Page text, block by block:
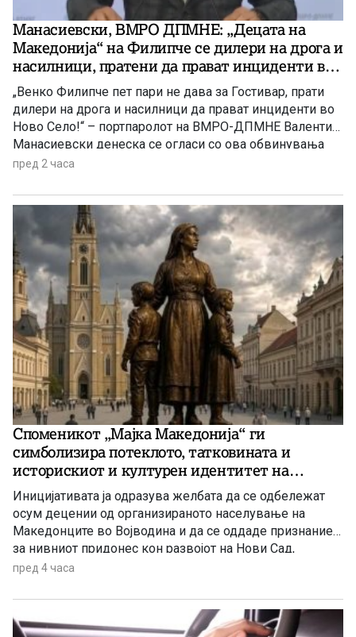
Манасиевски, ВМРО ДПМНЕ: „Децата на
Македонија“ на Филипче се дилери на дрога и
насилници, пратени да прават инциденти во
Ново Село!
„Венко Филипче пет пари не дава за Гостивар, прати
дилери на дрога и насилници да прават инциденти во
Ново Село!“ – портпаролот на ВМРО-ДПМНЕ Валентин
Манасиевски денеска се огласи со ова обвинувања
кон лидерот на СДС Венко Филипче, наведувајќи дека
осудени насилници и трговци со дрога. Манасиевски
оцени дека Филипче со својата прес-конференција се
обидел да го сврти вниманието од вистината и лицата
со кои бил фотографиран да ги претстави како жртви.
пред 2 часа
Споменикот „Мајка Македонија“ ги
симболизира потеклото, татковината и
историскиот и културен идентитет на
македонскиот народ
Иницијативата ја одразува желбата да се одбележат
осум децении од организираното населување на
Македонците во Војводина и да се оддаде признание
за нивниот придонес кон развојот на Нови Сад,
Војводина и Србија
пред 4 часа